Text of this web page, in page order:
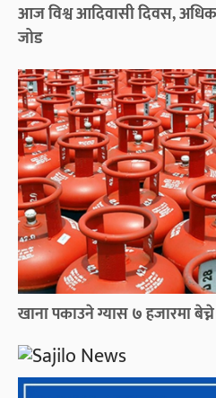
आज विश्व आदिवासी दिवस,
जोड
खाना पकाउने ग्यास ७ हजारमा बेच्ने